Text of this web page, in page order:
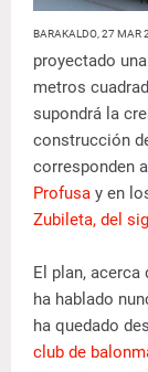
BARAKALDO, 27 MAR
proyectado
metros
supondrá la
construcción
corresponden
Profusa y en
Zubileta, del
El plan,
ha hablado
ha quedado
club de